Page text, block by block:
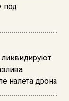
под
налета дрона